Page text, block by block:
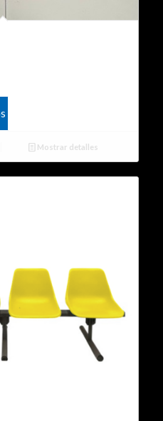
Mostrar detalles